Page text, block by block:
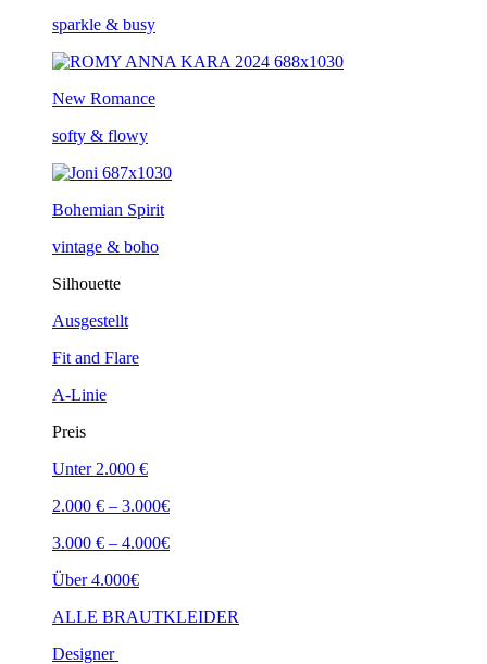
sparkle & busy
New Romance
softy & flowy
Bohemian Spirit
vintage & boho
Silhouette
Ausgestellt
Fit and Flare
A-Linie
Preis
Unter 2.000 €
2.000 € – 3.000€
3.000 € – 4.000€
Über 4.000€
ALLE BRAUTKLEIDER
Designer